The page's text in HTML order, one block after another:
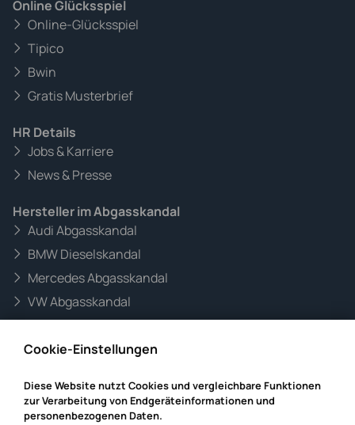
Online Glücksspiel
Online-Glücksspiel
Tipico
Bwin
Gratis Musterbrief
HR Details
Jobs & Karriere
News & Presse
Hersteller im Abgasskandal
Audi Abgasskandal
BMW Dieselskandal
Mercedes Abgasskandal
VW Abgasskandal
Mandanteninformationen
Datenschutz
Impressum
Cookie-Einstellungen
Diese Website nutzt Cookies und vergleichbare Funktionen
zur Verarbeitung von Endgeräteinformationen und
personenbezogenen Daten.